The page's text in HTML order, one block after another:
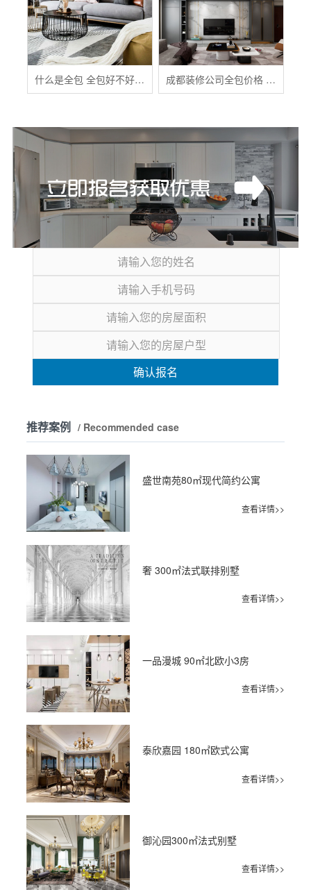
什么是全包 全包好不好 全包装修注意事项有哪些 成都装修公司全包价格 成都全包装修多少钱一平
确认报名
推荐案例 / Recommended case
盛世南苑80㎡现代简约公寓
查看详情>>
奢 300㎡法式联排别墅
查看详情>>
一品漫城 90㎡北欧小3房
查看详情>>
泰欣嘉园 180㎡欧式公寓
查看详情>>
御沁园300㎡法式别墅
查看详情>>